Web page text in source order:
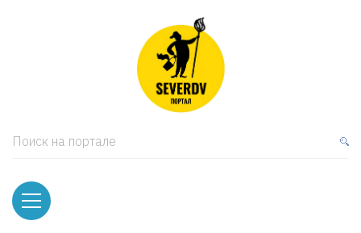
Поиск на портале
и тумбы